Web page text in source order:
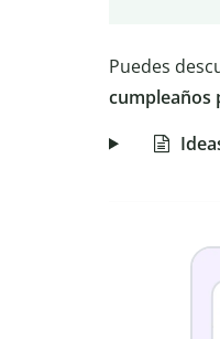
Puedes
cumpleaños